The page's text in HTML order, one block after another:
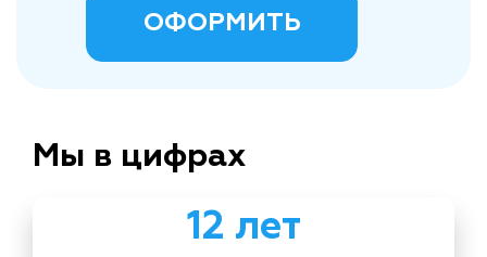
ОФОРМИТЬ
Мы в цифрах
12 лет